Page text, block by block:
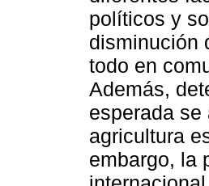
políticos y
disminución
todo en
Además,
esperada
agricultura
embargo, la